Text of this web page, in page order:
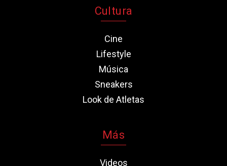
Cultura
Cine
Lifestyle
Música
Sneakers
Look de Atletas
Más
Videos